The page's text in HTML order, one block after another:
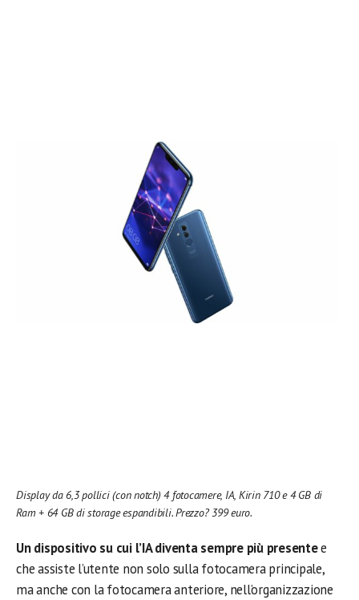
Display da 6,3 pollici (con notch) 4 fotocamere, IA, Kirin 710 e 4 GB di
Ram + 64 GB di storage espandibili. Prezzo? 399 euro.
Un dispositivo su cui l’IA diventa sempre più presentee
che assiste l’utente non solo sulla fotocamera principale,
ma anche con la fotocamera anteriore, nell’organizzazione